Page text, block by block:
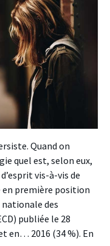
Quand on
quel est, selon eux,
vis-à-vis de
en première position
nationale des
publiée le 28
en… 2016 (34 %). En